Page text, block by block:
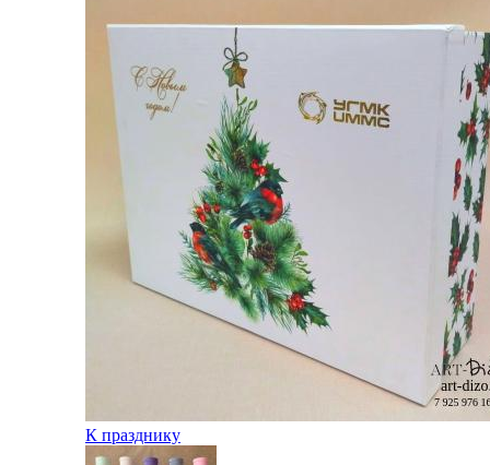
К празднику